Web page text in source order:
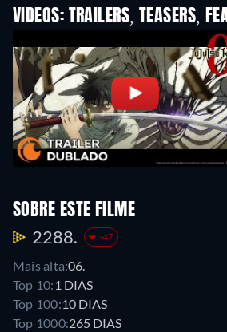
VIDEOS: TRAILERS, TEASERS,
SOBRE ESTE FILME
2288. -47
Mais alta:06.
Top 10: 1 DIAS
Top 100:10 DIAS
Top 1000:265 DIAS